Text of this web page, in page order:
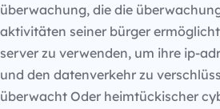
überwachung, die die
aktivitäten seiner bürger
server zu verwenden, um ihre ip-
und den datenverkehr zu
überwacht Oder heimtückischer